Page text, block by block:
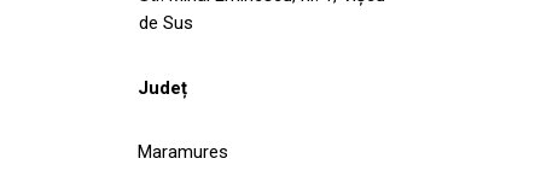
de Sus
Județ
Maramures